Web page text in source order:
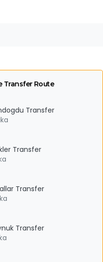
Transfer Route
Transfer
Transfer
Transfer
Transfer